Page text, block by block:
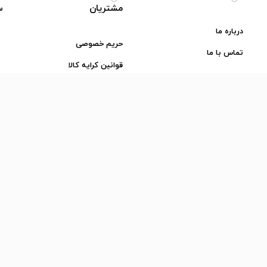
درباره ما
تماس با ما
مشتریان
حریم خصوصی
قوانین کرایه کالا